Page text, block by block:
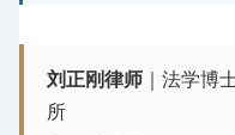
刘正刚律师 ｜法学博
所